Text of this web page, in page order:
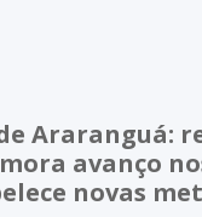
Araranguá:
avanço
novas